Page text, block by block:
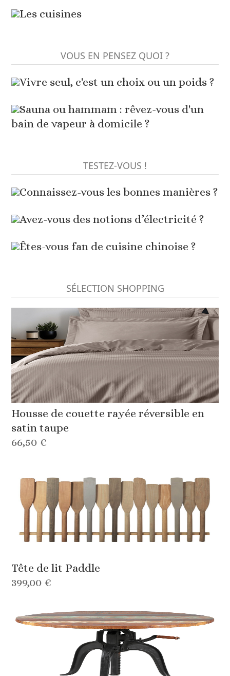
Les cuisines
VOUS EN PENSEZ QUOI ?
Vivre seul, c'est un choix ou un poids ?
Sauna ou hammam : rêvez-vous d'un
bain de vapeur à domicile ?
TESTEZ-VOUS !
Connaissez-vous les bonnes manières ?
Avez-vous des notions d’électricité ?
Êtes-vous fan de cuisine chinoise ?
SÉLECTION SHOPPING
Housse de couette rayée réversible en
satin taupe
66,50 €
Tête de lit Paddle
399,00 €